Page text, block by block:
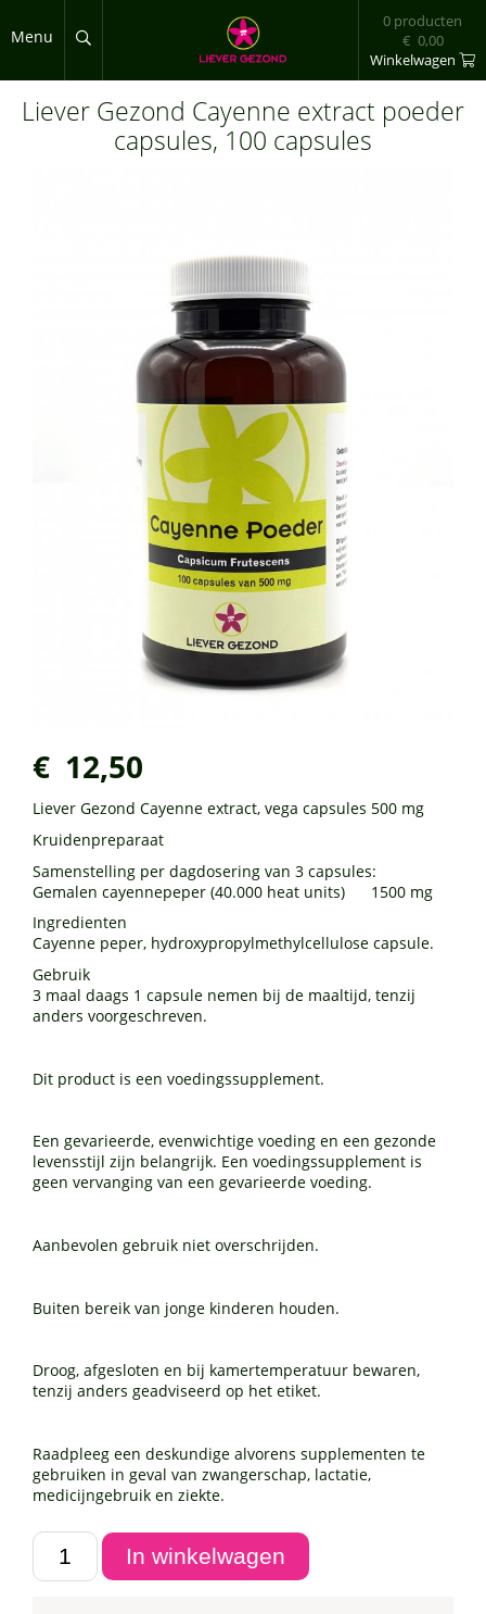
Menu
0 producten
€ 0,00
Winkelwagen
Liever Gezond Cayenne extract poeder
capsules, 100 capsules
€ 12,50
Liever Gezond Cayenne extract, vega capsules 500 mg
Kruidenpreparaat
Samenstelling per dagdosering van 3 capsules:
Gemalen cayennepeper (40.000 heat units) 1500 mg
Ingredienten
Cayenne peper, hydroxypropylmethylcellulose capsule.
Gebruik
3 maal daags 1 capsule nemen bij de maaltijd, tenzij
anders voorgeschreven.
Dit product is een voedingssupplement.
Een gevarieerde, evenwichtige voeding en een gezonde
levensstijl zijn belangrijk. Een voedingssupplement is
geen vervanging van een gevarieerde voeding.
Aanbevolen gebruik niet overschrijden.
Buiten bereik van jonge kinderen houden.
Droog, afgesloten en bij kamertemperatuur bewaren,
tenzij anders geadviseerd op het etiket.
Raadpleeg een deskundige alvorens supplementen te
gebruiken in geval van zwangerschap, lactatie,
medicijngebruik en ziekte.